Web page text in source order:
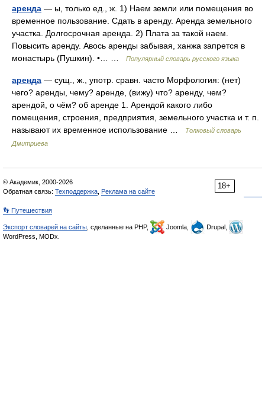
аренда — ы, только ед., ж. 1) Наем земли или помещения во
временное пользование. Сдать в аренду. Аренда земельного
участка. Долгосрочная аренда. 2) Плата за такой наем.
Повысить аренду. Авось аренды забывая, ханжа запрется в
монастырь (Пушкин). •… …
Популярный словарь русского языка
аренда — сущ., ж., употр. сравн. часто Морфология: (нет)
чего? аренды, чему? аренде, (вижу) что? аренду, чем?
арендой, о чём? об аренде 1. Арендой какого либо
помещения, строения, предприятия, земельного участка и т. п.
называют их временное использование …
Толковый словарь
Дмитриева
18+
© Академик, 2000-2026
Обратная связь: Техподдержка Реклама на сайте
👣 Путешествия
Экспорт словарей на сайты , сделанные на PHP, Joomla,
Drupal,
WordPress, MODx.